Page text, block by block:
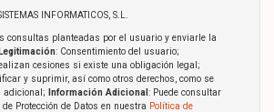
INFORMATICOS, S.L.
consultas planteadas por el usuario y enviarle la
Legitimación: Consentimiento del usuario;
cesiones si existe una obligación legal;
y suprimir, así como otros derechos, como se
adicional;
Información Adicional : Puede consultar
Protección de Datos en nuestra Política de